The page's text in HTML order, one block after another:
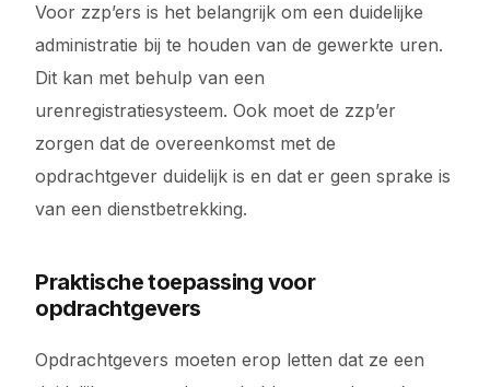
Voor zzp’ers is het belangrijk om een duidelijke
administratie bij te houden van de gewerkte uren.
Dit kan met behulp van een
urenregistratiesysteem. Ook moet de zzp’er
zorgen dat de overeenkomst met de
opdrachtgever duidelijk is en dat er geen sprake is
van een dienstbetrekking.
Praktische toepassing voor
opdrachtgevers
Opdrachtgevers moeten erop letten dat ze een